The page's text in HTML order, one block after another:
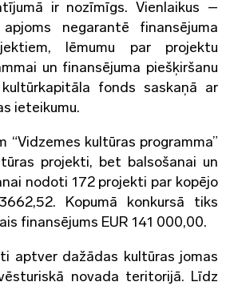
ir nozīmīgs. Vienlaikus –
negarantē finansējuma
lēmumu par projektu
un finansējuma piešķiršanu
fonds saskaņā ar
ieteikumu.
“Vidzemes kultūras programma”
projekti, bet balsošanai un
nodoti 172 projekti par kopējo
Kopumā konkursā tiks
finansējums EUR 141 000,00.
aptver dažādas kultūras jomas
novada teritorijā. Līdz